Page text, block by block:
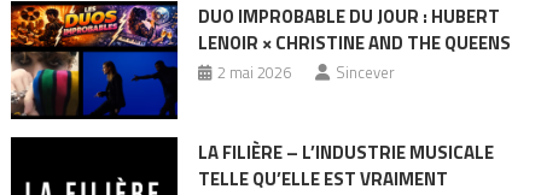
DUO IMPROBABLE DU JOUR : HUBERT
LENOIR × CHRISTINE AND THE QUEENS
2 mai 2026 Sincever
LA FILIÈRE – L’INDUSTRIE MUSICALE
TELLE QU’ELLE EST VRAIMENT